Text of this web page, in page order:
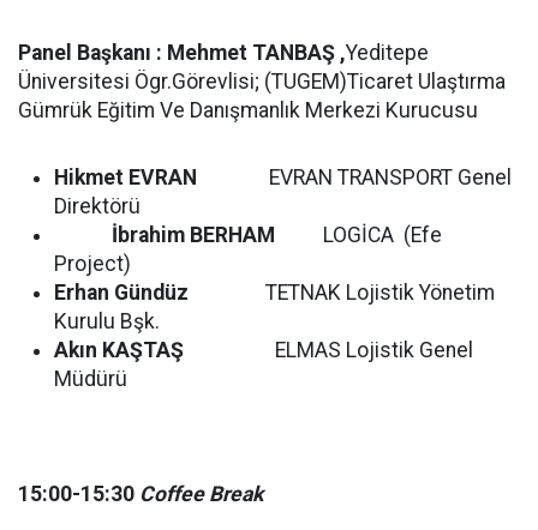
Panel Başkanı : Mehmet TANBAŞ ,Yeditepe
Üniversitesi Ögr.Görevlisi; (TUGEM)Ticaret Ulaştırma
Gümrük Eğitim Ve Danışmanlık Merkezi Kurucusu
Hikmet EVRAN
EVRAN TRANSPORT Genel
Direktörü
İbrahim BERHAM
LOGİCA (Efe
Project)
Erhan Gündüz
TETNAK Lojistik Yönetim
Kurulu Bşk.
Akın KAŞTAŞ
ELMAS Lojistik Genel
Müdürü
15:00-15:30 Coffee Break